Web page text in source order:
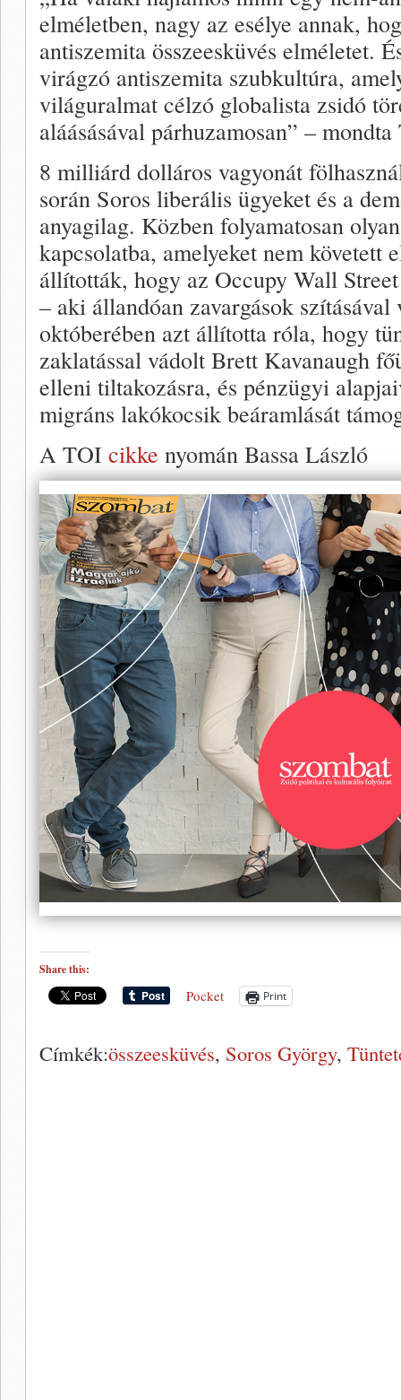
elméletben, nagy az esélye annak,
antiszemita összeesküvés elméletet.
virágzó antiszemita szubkultúra,
világuralmat célzó globalista zsidó
aláásásával párhuzamosan” –
8 milliárd dolláros vagyonát
során Soros liberális ügyeket és a
anyagilag. Közben folyamatosan
kapcsolatba, amelyeket nem követett
állították, hogy az Occupy Wall
– aki állandóan zavargások
októberében azt állította róla, hogy
zaklatással vádolt Brett Kavanaugh
elleni tiltakozásra, és pénzügyi
migráns lakókocsik beáramlását
A TOI cikke nyomán Bassa László
Share this:
Pocket Print
Címkék:összeesküvés, Soros György,